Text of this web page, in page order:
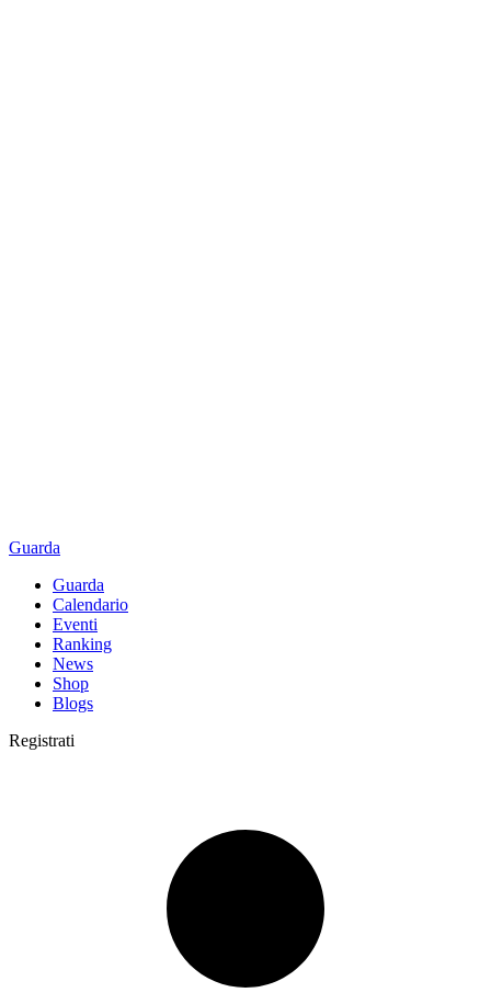
Guarda
Guarda
Calendario
Eventi
Ranking
News
Shop
Blogs
Registrati